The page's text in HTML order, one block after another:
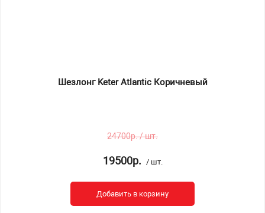
Шезлонг Keter Atlantic Коричневый
24700р. / шт.
19500р. / шт.
Добавить в корзину